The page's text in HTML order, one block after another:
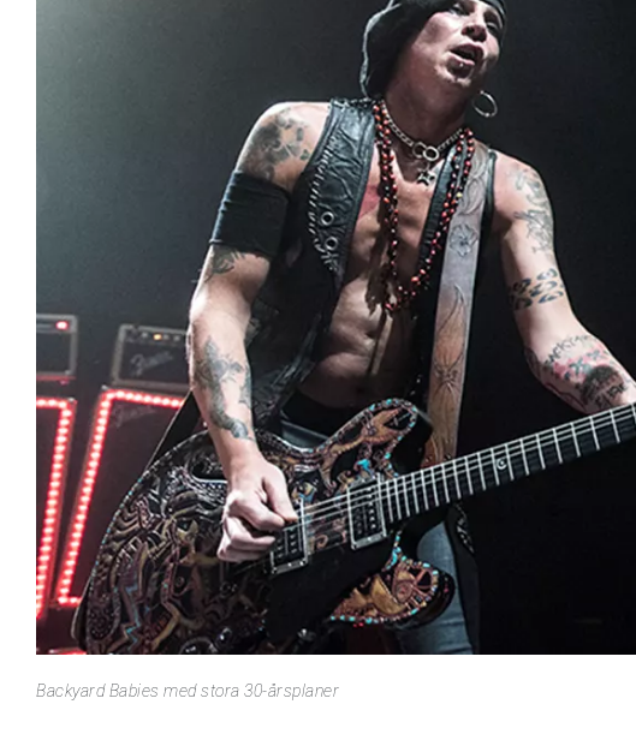
Backyard Babies med stora 30-årsplaner